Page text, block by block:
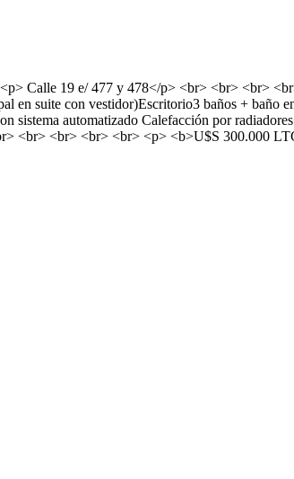
19 e/ 477 y 478</p> <br> <br> <br>
suite con vestidor)Escritorio3 baños + baño
sistema automatizado Calefacción por
<br> <br> <br> <br> <p> <b>U$S 300.000